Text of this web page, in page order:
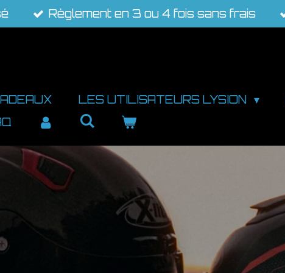
Règlement en 3 ou 4 fois sans frais
LES UTILISATEURS LYSION